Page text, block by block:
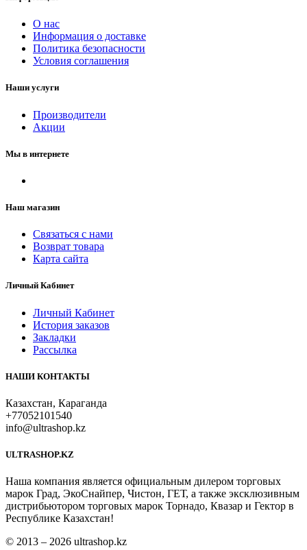
О нас
Информация о доставке
Политика безопасности
Условия соглашения
Наши услуги
Производители
Акции
Мы в интернете
Наш магазин
Связаться с нами
Возврат товара
Карта сайта
Личный Кабинет
Личный Кабинет
История заказов
Закладки
Рассылка
НАШИ КОНТАКТЫ
Казахстан, Караганда
+77052101540
info@ultrashop.kz
ULTRASHOP.KZ
Наша компания является официальным дилером торговых
марок Град, ЭкоСнайпер, Чистон, ГЕТ, а также эксклюзивным
дистрибьютором торговых марок Торнадо, Квазар и Гектор в
Республике Казахстан!
© 2013 – 2026 ultrashop.kz